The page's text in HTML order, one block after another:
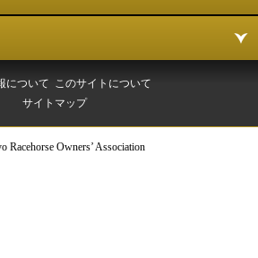
について このサイトについて
サイトマップ
Racehorse Owners’ Association